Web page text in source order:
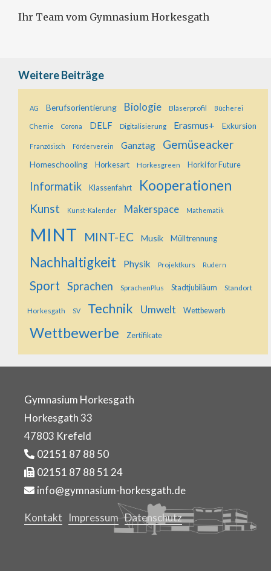
Ihr Team vom Gymnasium Horkesgath
Weitere Beiträge
AG Berufsorientierung Biologie Bläserprofil Bücherei
Chemie Corona DELF Digitalisierung Erasmus+ Exkursion
Französisch Förderverein Ganztag Gemüseacker
Homeschooling Horkesart Horkesgreen Horki for Future
Informatik Klassenfahrt Kooperationen
Kunst Kunst-Kalender Makerspace Mathematik
MINT MINT-EC Musik Mülltrennung
Nachhaltigkeit Physik Projektkurs Rudern
Sport Sprachen SprachenPlus Stadtjubiläum Standort
Horkesgath SV Technik Umwelt Wettbewerb
Wettbewerbe Zertifikate
Gymnasium Horkesgath
Horkesgath 33
47803 Krefeld
02151 87 88 50
02151 87 88 51 24
info@gymnasium-horkesgath.de
Kontakt Impressum Datenschutz